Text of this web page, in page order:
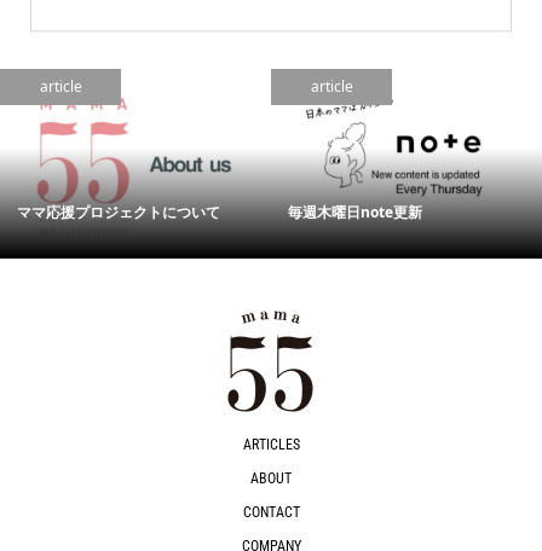
article
ママ応援プロジェクトについて
article
毎週木曜日note更新
ARTICLES
ABOUT
CONTACT
COMPANY